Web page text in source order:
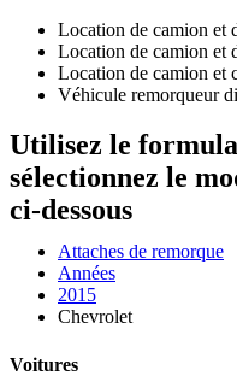
Location de camion et
Location de camion et
Location de camion et
Véhicule remorqueur
Utilisez le
sélectionnez le
ci-dessous
Attaches de remorque
Années
2015
Chevrolet
Voitures